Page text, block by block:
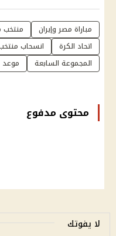
مباراة مصر وإيران منتخب
اتحاد الكرة
انسحاب
المجموعة السابعة
موعد
محتوى مدفوع
لا يفوتك